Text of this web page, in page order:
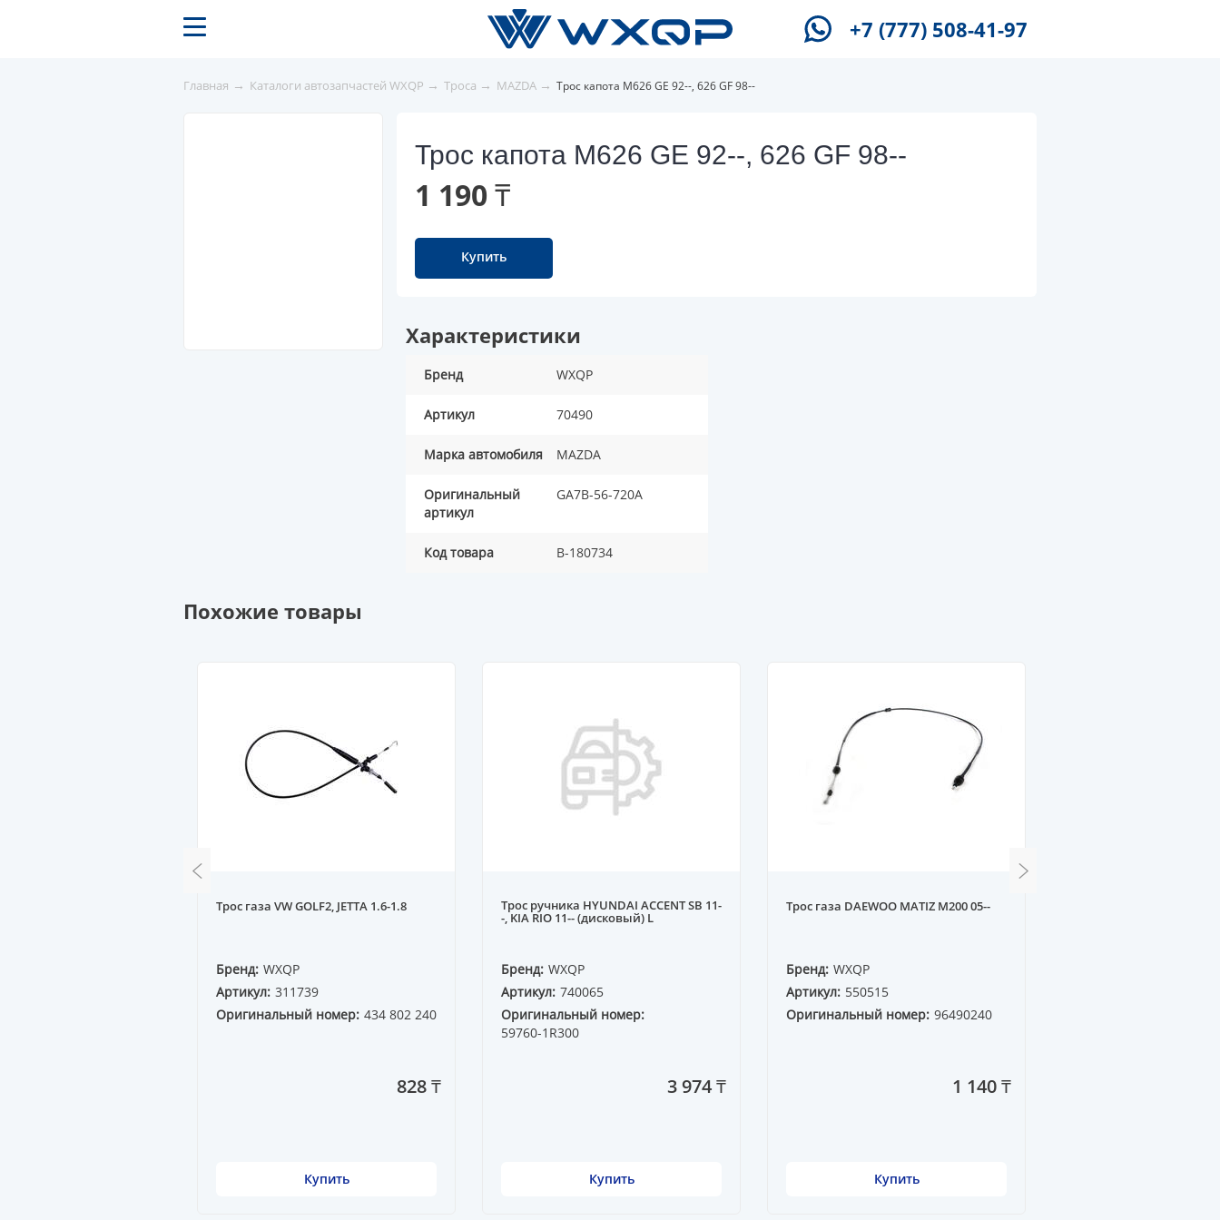
+7 (777) 508-41-97
Главная → Каталоги автозапчастей WXQP → Троса → MAZDA → Трос капота M626 GE 92--, 626 GF 98--
Трос капота M626 GE 92--, 626 GF 98--
1 190 ₸
Купить
Характеристики
Бренд WXQP
Артикул 70490
Марка автомобиля MAZDA
Оригинальный
артикул
GA7B-56-720A
Код товара B-180734
Похожие товары
Трос газа VW GOLF2, JETTA 1.6-1.8
Бренд: WXQP
Артикул: 311739
Оригинальный номер: 434 802 240
828 ₸
Купить
Трос ручника HYUNDAI ACCENT SB 11-
-, KIA RIO 11-- (дисковый) L
Бренд: WXQP
Артикул: 740065
Оригинальный номер:
59760-1R300
3 974 ₸
Купить
Трос газа DAEWOO MATIZ M200 05--
Бренд: WXQP
Артикул: 550515
Оригинальный номер: 96490240
1 140 ₸
Купить